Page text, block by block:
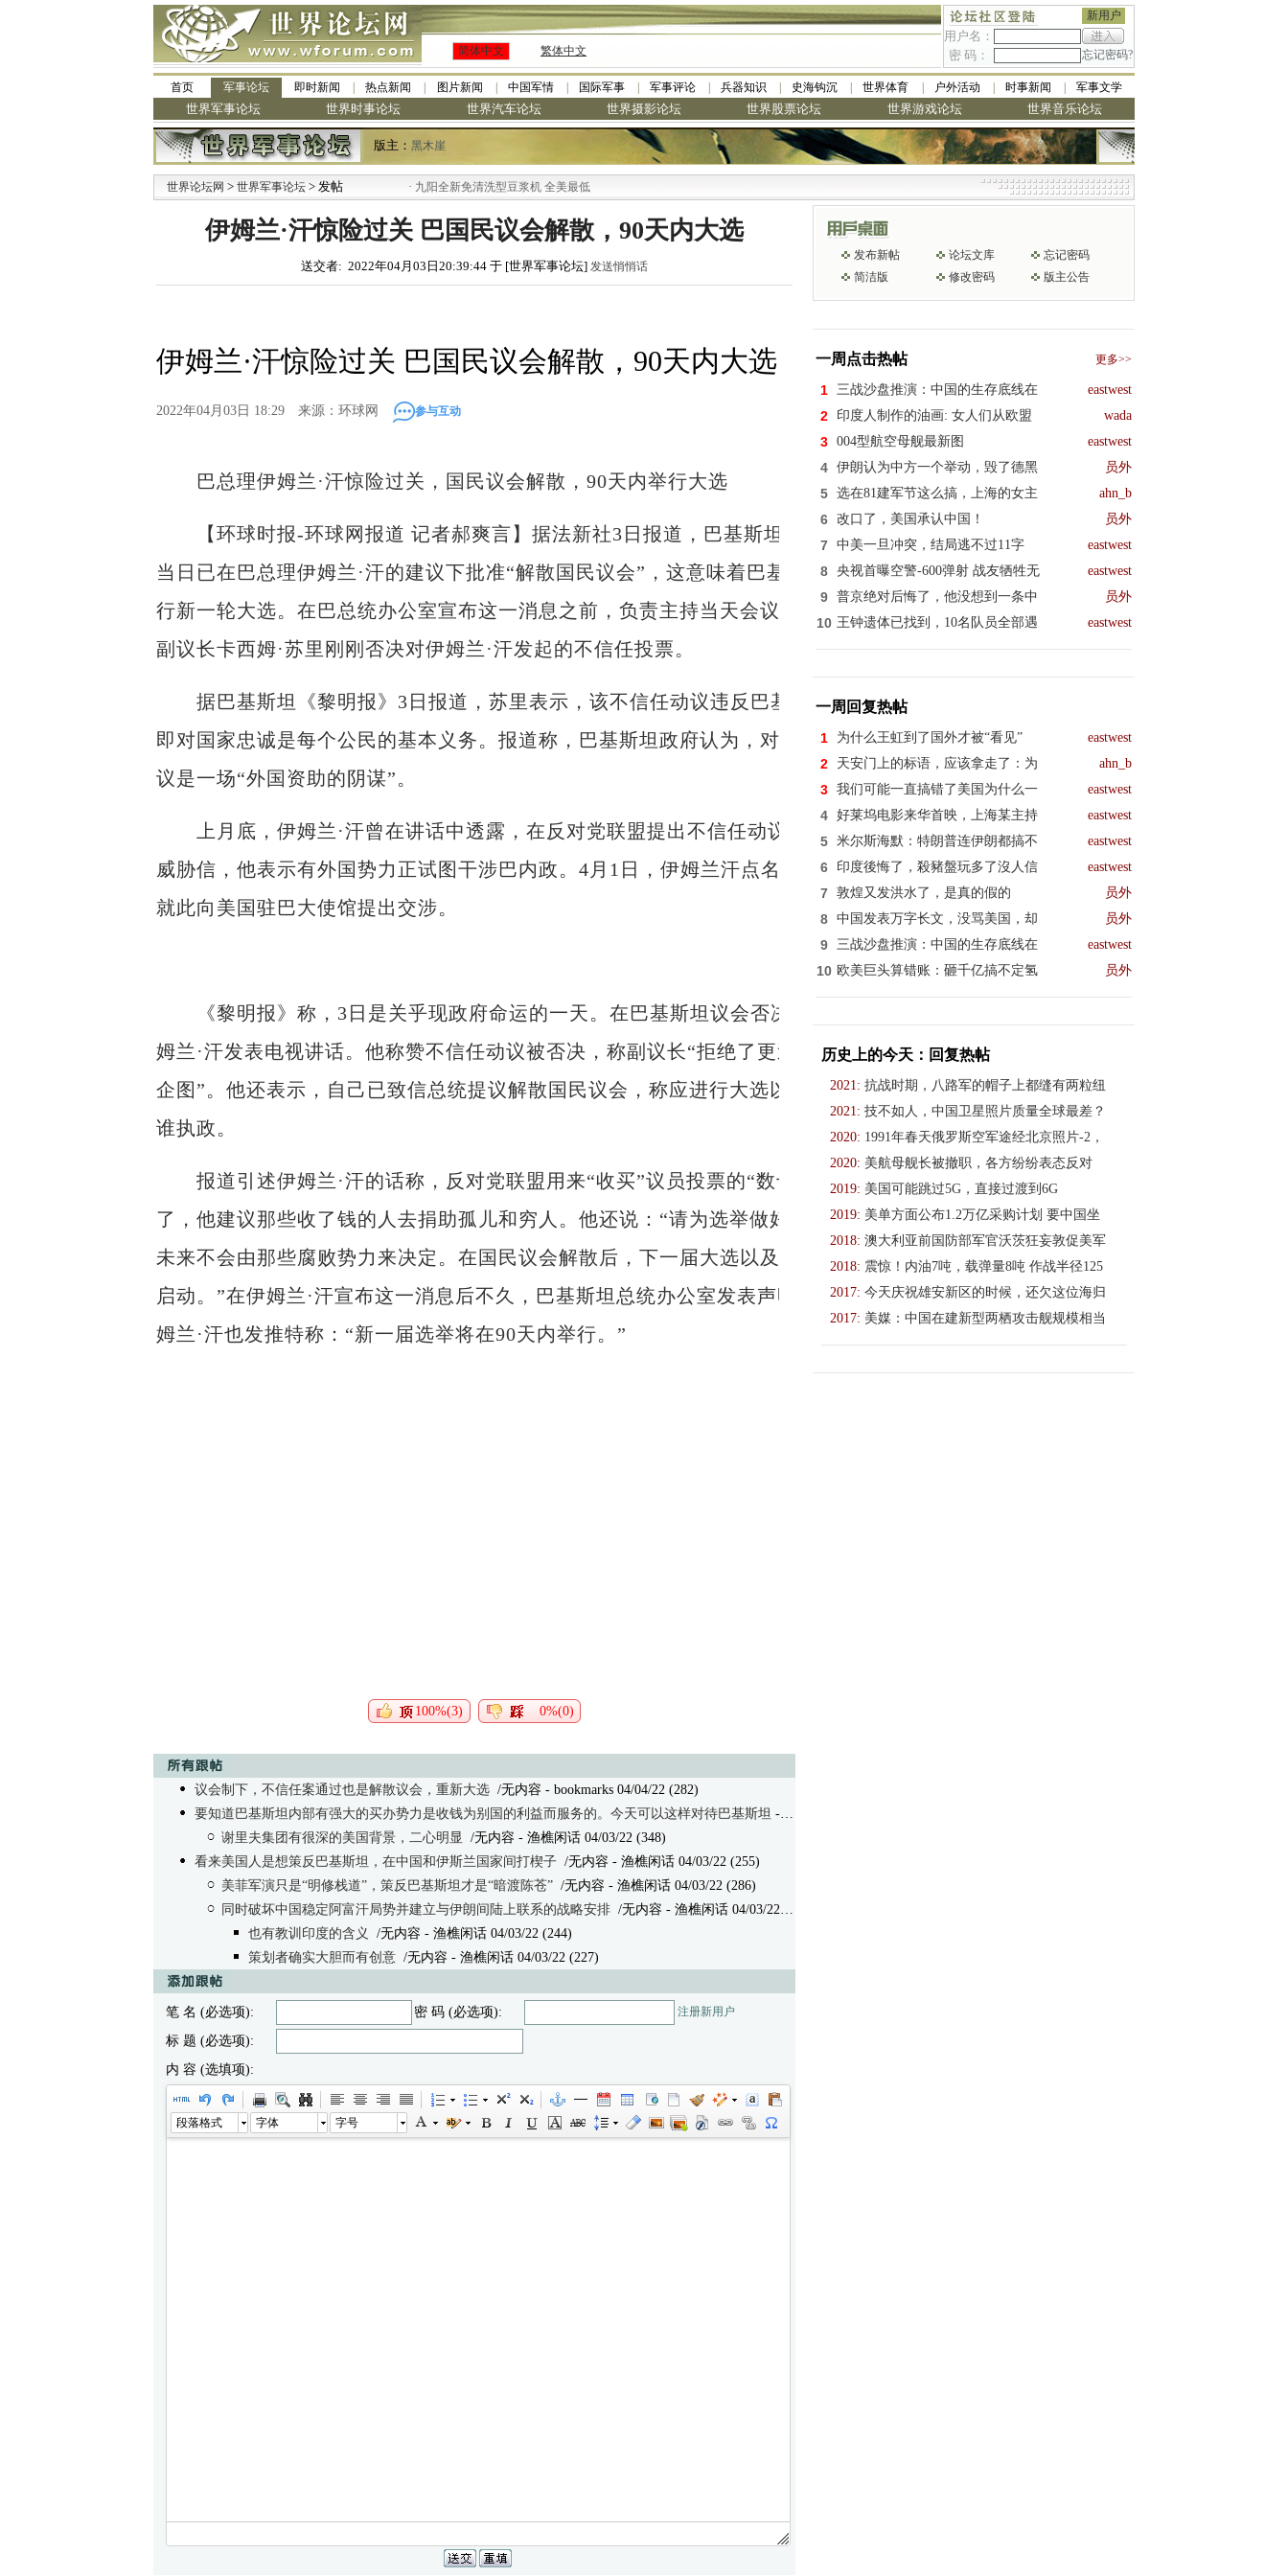
新用户
用户名：
密 码：
忘记密码?
简体中文 繁体中文
首页 军事论坛 即时新闻 热点新闻 图片新闻 中国军情 国际军事 军事评论 兵器知识 史海钩沉 世界体育 户外活动 时事新闻 军事文学
世界军事论坛 世界时事论坛 世界汽车论坛 世界摄影论坛 世界股票论坛 世界游戏论坛 世界音乐论坛
版主： 黑木崖
世界论坛网 > 世界军事论坛 > 发帖 九阳全新免清洗型豆浆机 全美最低
伊姆兰·汗惊险过关 巴国民议会解散，90天内大选
送交者: 2022年04月03日20:39:44 于 [世界军事论坛] 发送悄悄话
伊姆兰·汗惊险过关 巴国民议会解散，90天内大选
2022年04月03日 18:29 来源：环球网 参与互动
巴总理伊姆兰·汗惊险过关，国民议会解散，90天内举行大选
【环球时报-环球网报道 记者郝爽言】据法新社3日报道，巴基斯坦总统阿里夫·阿尔维
当日已在巴总理伊姆兰·汗的建议下批准“解散国民议会”，这意味着巴基斯坦将在90天内举
行新一轮大选。在巴总统办公室宣布这一消息之前，负责主持当天会议的巴基斯坦国民议会
副议长卡西姆·苏里刚刚否决对伊姆兰·汗发起的不信任投票。
据巴基斯坦《黎明报》3日报道，苏里表示，该不信任动议违反巴基斯坦宪法第五条，
即对国家忠诚是每个公民的基本义务。报道称，巴基斯坦政府认为，对总理发起的不信任动
议是一场“外国资助的阴谋”。
上月底，伊姆兰·汗曾在讲话中透露，在反对党联盟提出不信任动议前就曾收到外国的
威胁信，他表示有外国势力正试图干涉巴内政。4月1日，伊姆兰汗点名美国，称巴政府已
就此向美国驻巴大使馆提出交涉。
《黎明报》称，3日是关乎现政府命运的一天。在巴基斯坦议会否决不信任动议后，伊
姆兰·汗发表电视讲话。他称赞不信任动议被否决，称副议长“拒绝了更迭政权和外国阴谋的
企图”。他还表示，自己已致信总统提议解散国民议会，称应进行大选以便人们可以决定让
谁执政。
报道引述伊姆兰·汗的话称，反对党联盟用来“收买”议员投票的“数十亿卢比”都白花
了，他建议那些收了钱的人去捐助孤儿和穷人。他还说：“请为选举做好准备。这个国家的
未来不会由那些腐败势力来决定。在国民议会解散后，下一届大选以及看守政府的流程就会
启动。”在伊姆兰·汗宣布这一消息后不久，巴基斯坦总统办公室发表声明确认解散议会。伊
姆兰·汗也发推特称：“新一届选举将在90天内举行。”
100%(3) 0%(0)
议会制下，不信任案通过也是解散议会，重新大选 /无内容 - bookmarks 04/04/22 (282)
要知道巴基斯坦内部有强大的买办势力是收钱为别国的利益而服务的。今天可以这样对待巴基斯坦 - zebraman 04/03/22 (430)
谢里夫集团有很深的美国背景，二心明显
/无内容 - 渔樵闲话 04/03/22 (348)
看来美国人是想策反巴基斯坦，在中国和伊斯兰国家间打楔子 /无内容 - 渔樵闲话 04/03/22 (255)
美菲军演只是“明修栈道”，策反巴基斯坦才是“暗渡陈苍” /无内容 - 渔樵闲话 04/03/22 (286)
同时破坏中国稳定阿富汗局势并建立与伊朗间陆上联系的战略安排 /无内容 - 渔樵闲话 04/03/22 (267)
也有教训印度的含义
/无内容 - 渔樵闲话 04/03/22 (244)
策划者确实大胆而有创意 /无内容 - 渔樵闲话 04/03/22 (227)
笔 名 (必选项): 密 码 (必选项): 注册新用户
标 题 (必选项):
内 容 (选填项):
段落格式 字体 字号
发布新帖 论坛文库
忘记密码
简洁版
修改密码 版主公告
一周点击热帖 更多>>
1 三战沙盘推演：中国的生存底线在 eastwest
2 印度人制作的油画: 女人们从欧盟 wada
3 004型航空母舰最新图 eastwest
4 伊朗认为中方一个举动，毁了德黑 员外
5 选在81建军节这么搞，上海的女主 ahn_b
6 改口了，美国承认中国！ 员外
7 中美一旦冲突，结局逃不过11字 eastwest
8 央视首曝空警-600弹射 战友牺牲无 eastwest
9 普京绝对后悔了，他没想到一条中 员外
10 王钟遗体已找到，10名队员全部遇 eastwest
一周回复热帖
1 为什么王虹到了国外才被“看见” eastwest
2 天安门上的标语，应该拿走了：为 ahn_b
3 我们可能一直搞错了美国为什么一 eastwest
4 好莱坞电影来华首映，上海某主持 eastwest
5 米尔斯海默：特朗普连伊朗都搞不 eastwest
6 印度後悔了，殺豬盤玩多了沒人信 eastwest
7 敦煌又发洪水了，是真的假的 员外
8 中国发表万字长文，没骂美国，却 员外
9 三战沙盘推演：中国的生存底线在 eastwest
10 欧美巨头算错账：砸千亿搞不定氢 员外
历史上的今天：回复热帖
2021: 抗战时期，八路军的帽子上都缝有两粒纽
2021: 技不如人，中国卫星照片质量全球最差？
2020: 1991年春天俄罗斯空军途经北京照片-2，
2020: 美航母舰长被撤职，各方纷纷表态反对
2019: 美国可能跳过5G，直接过渡到6G
2019: 美单方面公布1.2万亿采购计划 要中国坐
2018: 澳大利亚前国防部军官沃茨狂妄敦促美军
2018: 震惊！内油7吨，载弹量8吨 作战半径125
2017: 今天庆祝雄安新区的时候，还欠这位海归
2017: 美媒：中国在建新型两栖攻击舰规模相当